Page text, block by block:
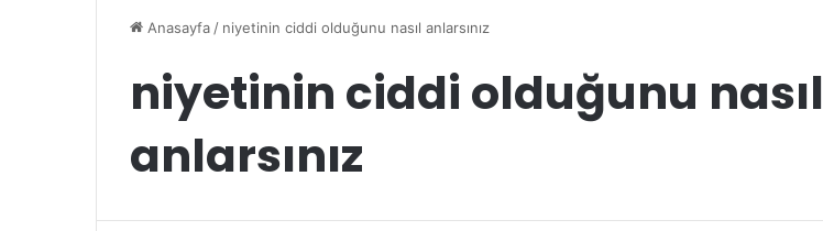
Anasayfa / niyetinin ciddi olduğunu nasıl anlarsınız
niyetinin ciddi olduğunu nasıl
anlarsınız